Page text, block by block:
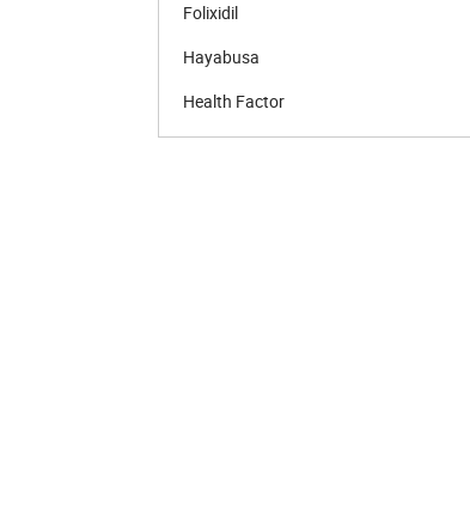
Folixidil
Hayabusa
Health Factor
Hell Labs